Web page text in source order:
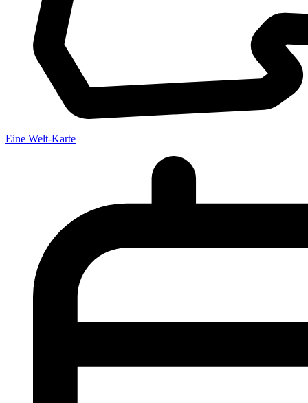
Eine Welt-Karte